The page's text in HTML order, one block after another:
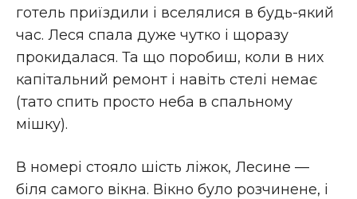
готель приїздили і вселялися в будь-який
час. Леся спала дуже чутко і щоразу
прокидалася. Та що поробиш, коли в них
капітальний ремонт і навіть стелі немає
(тато спить просто неба в спальному
мішку).
В номері стояло шість ліжок, Лесине —
біля самого вікна. Вікно було розчинене, і